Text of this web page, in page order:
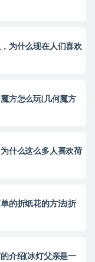
为什么现在人们喜欢
方怎么玩(几何魔方
什么这么多人喜欢荷
的折纸花的方法(折
介绍(冰灯父亲是一